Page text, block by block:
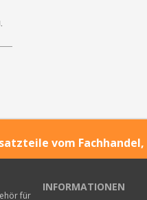
vom
INFORMATIONEN